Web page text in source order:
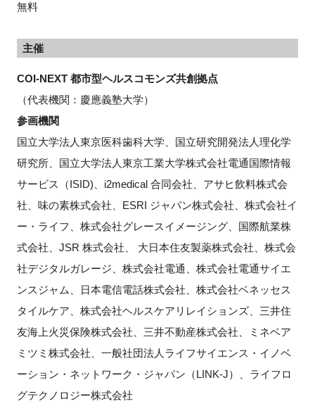
無料
主催
COI-NEXT 都市型ヘルスコモンズ共創拠点
（代表機関：慶應義塾大学）
参画機関
国立大学法人東京医科歯科大学、国立研究開発法人理化学
研究所、国立大学法人東京工業大学株式会社電通国際情報
サービス（ISID)、i2medical 合同会社、アサヒ飲料株式会
社、味の素株式会社、ESRI ジャパン株式会社、株式会社イ
ー・ライフ、株式会社グレースイメージング、国際航業株
式会社、JSR 株式会社、 大日本住友製薬株式会社、株式会
社デジタルガレージ、株式会社電通、株式会社電通サイエ
ンスジャム、日本電信電話株式会社、株式会社ベネッセス
タイルケア、株式会社ヘルスケアリレイションズ、三井住
友海上火災保険株式会社、三井不動産株式会社、ミネベア
ミツミ株式会社、一般社団法人ライフサイエンス・イノベ
ーション・ネットワーク・ジャパン（LINK-J）、ライフロ
グテクノロジー株式会社